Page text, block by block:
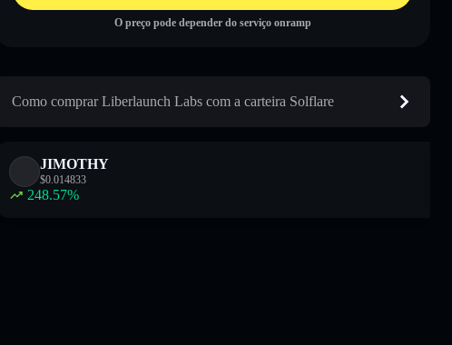
O preço pode depender do serviço onramp
Como comprar Liberlaunch Labs com a carteira Solflare
JIMOTHY
$0.014833
248.57%